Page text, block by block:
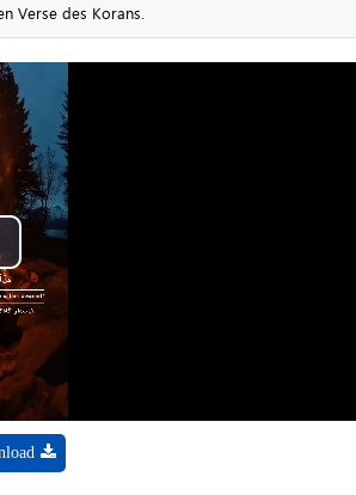
Verse des Korans.